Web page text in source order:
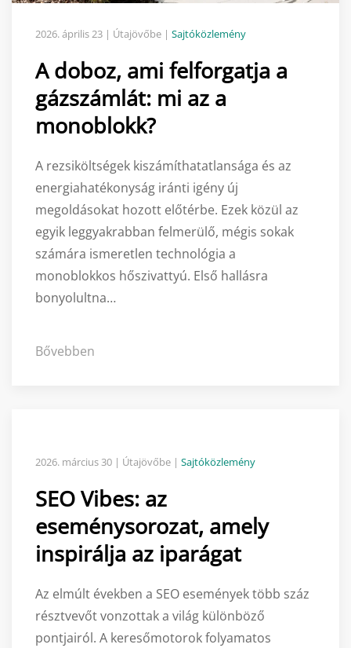
2026. április 23 | Útajövőbe | Sajtóközlemény
A doboz, ami felforgatja a
gázszámlát: mi az a
monoblokk?
A rezsiköltségek kiszámíthatatlansága és az
energiahatékonyság iránti igény új
megoldásokat hozott előtérbe. Ezek közül az
egyik leggyakrabban felmerülő, mégis sokak
számára ismeretlen technológia a
monoblokkos hőszivattyú. Első hallásra
bonyolultna…
Bővebben
2026. március 30 | Útajövőbe | Sajtóközlemény
SEO Vibes: az
eseménysorozat, amely
inspirálja az iparágat
Az elmúlt években a SEO események több száz
résztvevőt vonzottak a világ különböző
pontjairól. A keresőmotorok folyamatos